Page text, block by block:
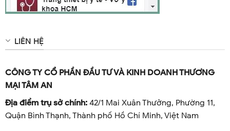
LIÊN HỆ
CÔNG TY CỔ PHẦN ĐẦU TƯ VÀ KINH DOANH THƯƠNG
MẠI TÂM AN
Địa điểm trụ sở chính:42/1 Mai Xuân Thưởng, Phường 11,
Quận Bình Thạnh, Thành phố Hồ Chí Minh, Việt Nam